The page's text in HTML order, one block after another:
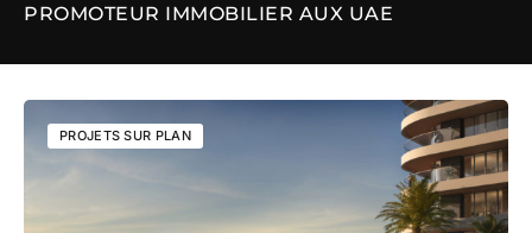
PROMOTEUR IMMOBILIER AUX UAE
PROJETS SUR PLAN